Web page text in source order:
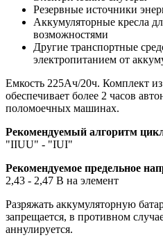
Резервные источники
Аккумуляторные кресла
возможностями
Другие транспортные
электропитанием от
Емкость 225Ач/20ч. Комплект
обеспечивает более 2 часов
поломоечных машинах.
Рекомендуемый алгоритм
"IIUU" - "IUI"
Рекомендуемое предельное
2,43 - 2,47 В на элемент
Разряжать аккумуляторную
запрещается, в противном
аннулируется.